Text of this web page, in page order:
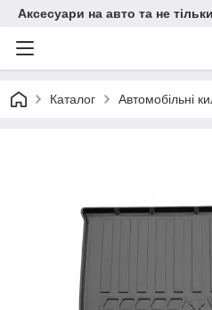
Аксесуари на авто та не тільки
Каталог Автомобільні